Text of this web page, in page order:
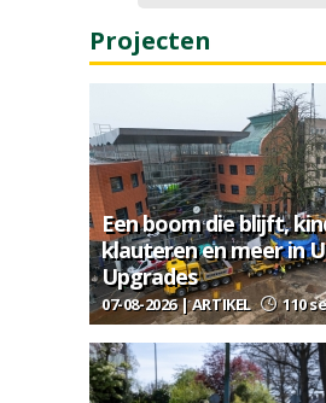
Projecten
Een boom die blijft,
klauteren en meer in
Upgrades
07-08-2026 | ARTIKEL 110